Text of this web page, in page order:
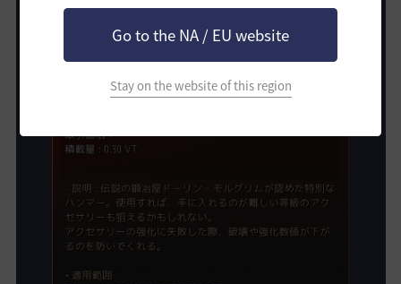
Go to the NA / EU website
Stay on the website of this region